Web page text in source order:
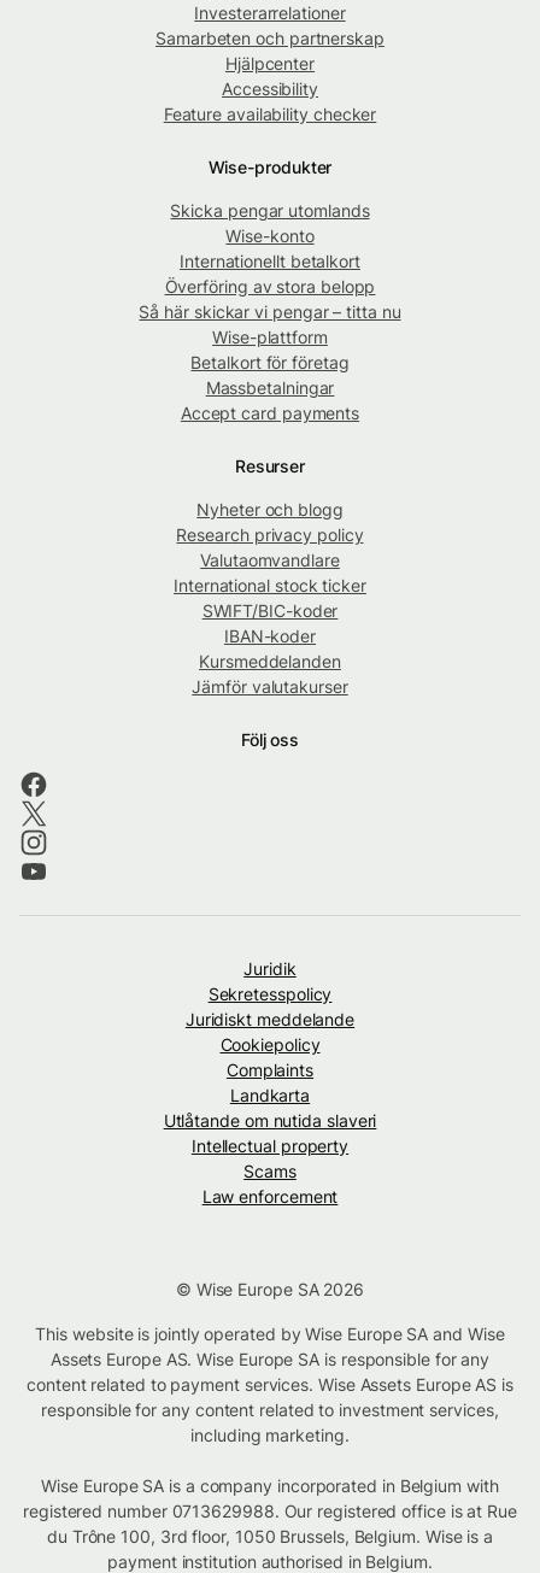
Investerarrelationer
Samarbeten och partnerskap
Hjälpcenter
Accessibility
Feature availability checker
Wise-produkter
Skicka pengar utomlands
Wise-konto
Internationellt betalkort
Överföring av stora belopp
Så här skickar vi pengar – titta nu
Wise-plattform
Betalkort för företag
Massbetalningar
Accept card payments
Resurser
Nyheter och blogg
Research privacy policy
Valutaomvandlare
International stock ticker
SWIFT/BIC-koder
IBAN-koder
Kursmeddelanden
Jämför valutakurser
Följ oss
Juridik
Sekretesspolicy
Juridiskt meddelande
Cookiepolicy
Complaints
Landkarta
Utlåtande om nutida slaveri
Intellectual property
Scams
Law enforcement
© Wise Europe SA 2026
This website is jointly operated by Wise Europe SA and Wise
Assets Europe AS. Wise Europe SA is responsible for any
content related to payment services. Wise Assets Europe AS is
responsible for any content related to investment services,
including marketing.
Wise Europe SA is a company incorporated in Belgium with
registered number 0713629988. Our registered office is at Rue
du Trône 100, 3rd floor, 1050 Brussels, Belgium. Wise is a
payment institution authorised in Belgium.